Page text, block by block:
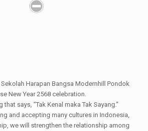
Sekolah Harapan Bangsa Modernhill Pondok
New Year 2568 celebration.
that says, “Tak Kenal maka Tak Sayang.”
and accepting many cultures in Indonesia,
we will strengthen the relationship among